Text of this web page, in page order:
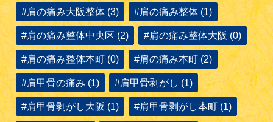
#肩の痛み大阪整体 (3) #肩の痛み整体 (1)
#肩の痛み整体中央区 (2) #肩の痛み整体大阪 (0)
#肩の痛み整体本町 (0) #肩の痛み本町 (2)
#肩甲骨の痛み (1) #肩甲骨剥がし (1)
#肩甲骨剥がし大阪 (1) #肩甲骨剥がし本町 (1)